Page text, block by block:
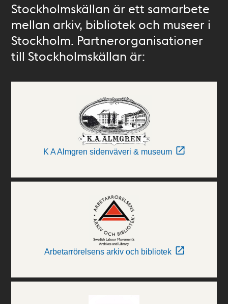
Stockholmskällan är ett samarbete
mellan arkiv, bibliotek och museer i
Stockholm. Partnerorganisationer
till Stockholmskällan är:
K A Almgren sidenväveri & museum
Arbetarrörelsens arkiv och bibliotek